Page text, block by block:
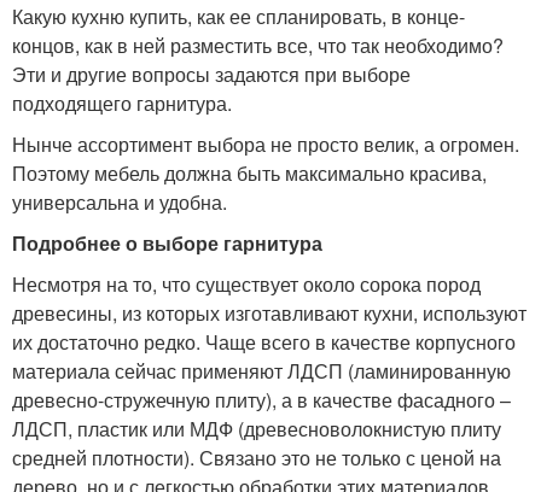
Какую кухню купить, как ее спланировать, в конце-
концов, как в ней разместить все, что так необходимо?
Эти и другие вопросы задаются при выборе
подходящего гарнитура.
Нынче ассортимент выбора не просто велик, а огромен.
Поэтому мебель должна быть максимально красива,
универсальна и удобна.
Подробнее о выборе гарнитура
Несмотря на то, что существует около сорока пород
древесины, из которых изготавливают кухни, используют
их достаточно редко. Чаще всего в качестве корпусного
материала сейчас применяют ЛДСП (ламинированную
древесно-стружечную плиту), а в качестве фасадного –
ЛДСП, пластик или МДФ (древесноволокнистую плиту
средней плотности). Связано это не только с ценой на
дерево, но и с легкостью обработки этих материалов.